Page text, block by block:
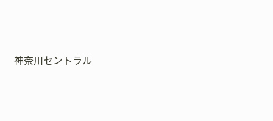
神奈川セントラル